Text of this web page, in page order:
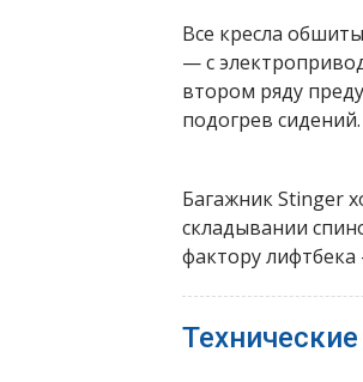
Все кресла
— с
втором ряду
подогрев сидений.
Багажник Stinger
складывании
фактору